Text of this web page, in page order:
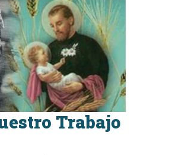
Trabajo